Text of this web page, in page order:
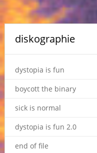
diskographie
dystopia is fun
boycott the binary
sick is normal
dystopia is fun 2.0
end of file